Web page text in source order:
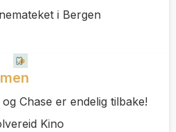
i Bergen
Chase er endelig tilbake!
Kino